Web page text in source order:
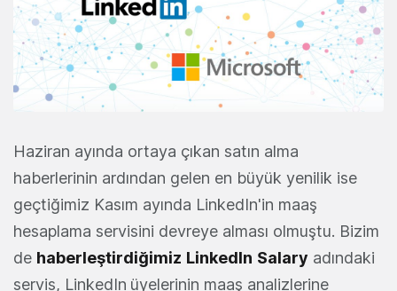
Haziran ayında ortaya çıkan satın alma
haberlerinin ardından gelen en büyük yenilik ise
geçtiğimiz Kasım ayında LinkedIn'in maaş
hesaplama servisini devreye alması olmuştu. Bizim
de haberleştirdiğimiz LinkedIn Salary adındaki
servis, LinkedIn üyelerinin maaş analizlerine